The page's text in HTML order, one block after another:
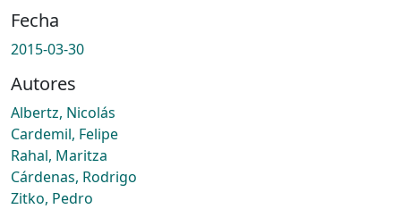
Fecha
2015-03-30
Autores
Albertz, Nicolás
Cardemil, Felipe
Rahal, Maritza
Cárdenas, Rodrigo
Zitko, Pedro